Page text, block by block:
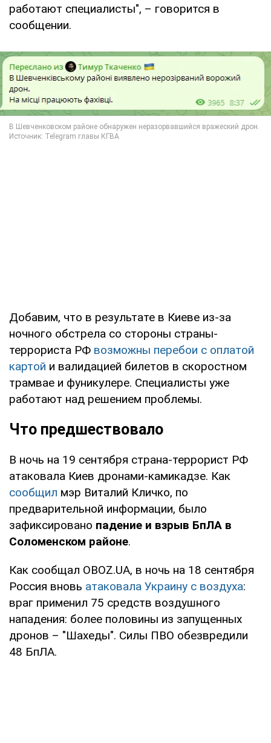
работают специалисты", – говорится в
сообщении.
Добавим, что в результате в Киеве из-за
ночного обстрела со стороны страны-
террориста РФ возможны перебои с оплатой
картой и валидацией билетов в скоростном
трамвае и фуникулере. Специалисты уже
работают над решением проблемы.
Что предшествовало
В ночь на 19 сентября страна-террорист РФ
атаковала Киев дронами-камикадзе. Как
сообщил мэр Виталий Кличко, по
предварительной информации, было
зафиксировано падение и взрыв БпЛА в
Соломенском районе.
Как сообщал OBOZ.UA, в ночь на 18 сентября
Россия вновь атаковала Украину с воздуха:
враг применил 75 средств воздушного
нападения: более половины из запущенных
дронов – "Шахеды". Силы ПВО обезвредили
48 БпЛА.